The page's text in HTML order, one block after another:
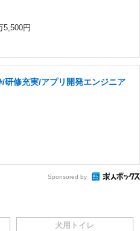
5,500円
研修充実/アプリ開発エンジニア
Sponsored by
犬用トイレ